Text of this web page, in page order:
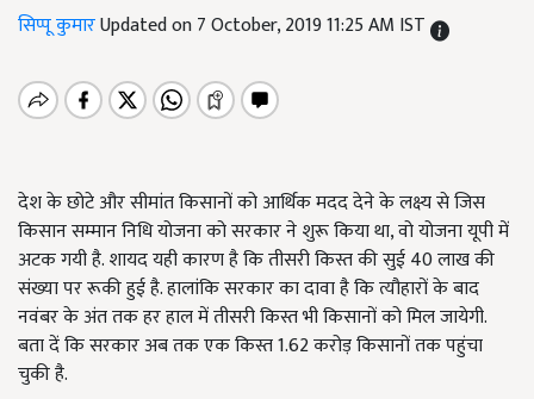
सिप्पू कुमारUpdated on 7 October, 2019 11:25 AM IST
देश के छोटे और सीमांत किसानों को आर्थिक मदद देने के लक्ष्य से जिस
किसान सम्मान निधि योजना को सरकार ने शुरू किया था, वो योजना यूपी में
अटक गयी है. शायद यही कारण है कि तीसरी किस्त की सुई 40 लाख की
संख्या पर रूकी हुई है. हालांकि सरकार का दावा है कि त्यौहारों के बाद
नवंबर के अंत तक हर हाल में तीसरी किस्त भी किसानों को मिल जायेगी.
बता दें कि सरकार अब तक एक किस्त 1.62 करोड़ किसानों तक पहुंचा
चुकी है.